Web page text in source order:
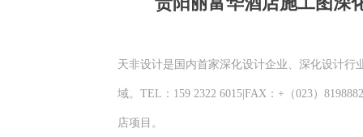
天非设计是国内首家深化设计企业、深化设计
域。TEL：159 2322 6015|FAX：+（023）
店项目。